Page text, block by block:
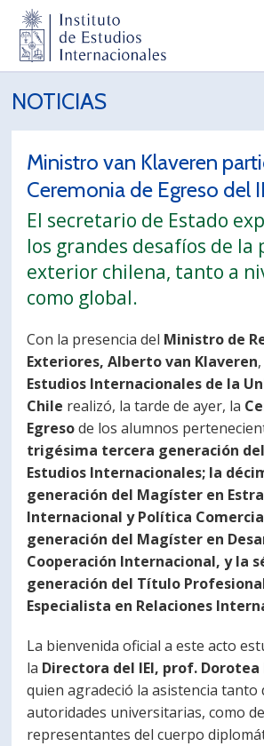
INSTITUTO
PREGRADO
POSTGRADO
INVESTIGACIÓN
EXTENSIÓN
BIBLIOTECA
ENGLISH
PORTUGUÊS
Postulantes
Estudiantes
NOTICIAS
Ministro van Klaveren
Ceremonia de Egreso del
El secretario de Estado
los grandes desafíos de la
exterior chilena, tanto a
como global.
Con la presencia del Ministro de
Exteriores, Alberto van Klaveren
Estudios Internacionales de la
Chile realizó, la tarde de ayer, la
Egresode los alumnos
trigésima tercera generación
Estudios Internacionales; la
generación del Magíster en
Internacional y Política
generación del Magíster en
Cooperación Internacional, y la
generación del Título
Especialista en Relaciones
La bienvenida oficial a este acto
la Directora del IEI, prof. Dorotea
quien agradeció la asistencia tanto
autoridades universitarias, como de
representantes del cuerpo